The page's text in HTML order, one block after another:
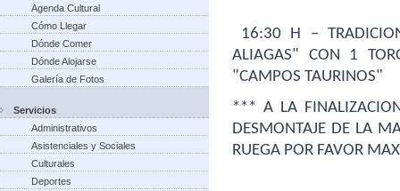
Agenda Cultural
Cómo Llegar
Dónde Comer
Dónde Alojarse
Galería de Fotos
Servicios
Administrativos
Asistenciales y Sociales
Culturales
Deportes
ALIAGAS" CON 1
"CAMPOS TAURINOS"
*** A LA FINALIZACION
DESMONTAJE DE LA
RUEGA POR FAVOR